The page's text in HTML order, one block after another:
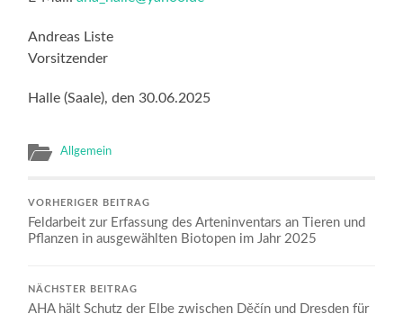
Andreas Liste
Vorsitzender
Halle (Saale), den 30.06.2025
Allgemein
VORHERIGER BEITRAG
Feldarbeit zur Erfassung des Arteninventars an Tieren und
Pflanzen in ausgewählten Biotopen im Jahr 2025
NÄCHSTER BEITRAG
AHA hält Schutz der Elbe zwischen Děčín und Dresden für